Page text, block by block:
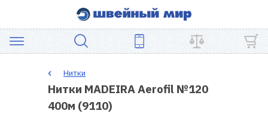
ШВЕЙНОЕ
ОБОРУДОВАНИЕ
Нитки
Нитки MADEIRA Aerofil №120
400м (9110)